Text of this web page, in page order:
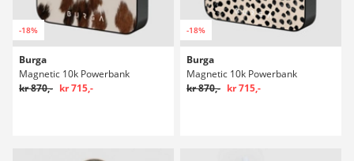
-18%
Burga
Magnetic 10k Powerbank
kr 870,- kr 715,-
-18%
Burga
Magnetic 10k Powerbank
kr 870,- kr 715,-